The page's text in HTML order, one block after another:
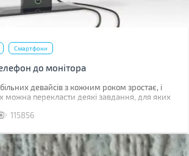
Смартфони
до монітора
девайсів з кожним роком зростає, і
можна перекласти деякі завдання, для яких
115856